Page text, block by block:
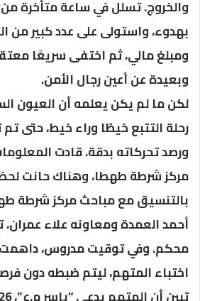
والخروج. تسلل في ساعة متأخرة من
بهدوء، واستولى على عدد كبير من
ومبلغ مالي، ثم اختفى سريعًا
وبعيدة عن أعين رجال الأمن.
لكن ما لم يكن يعلمه أن العيون
رحلة التتبع خيطًا وراء خيط، حتى
ورصد تحركاته بدقة. قادت
مركز شرطة طهطا، وهناك حانت
بالتنسيق مع مباحث مركز شرطة
أحمد العمدة ومعاونه علاء عمران،
محكم. وفي توقيت مدروس،
اختباء المتهم، ليتم ضبطه دون